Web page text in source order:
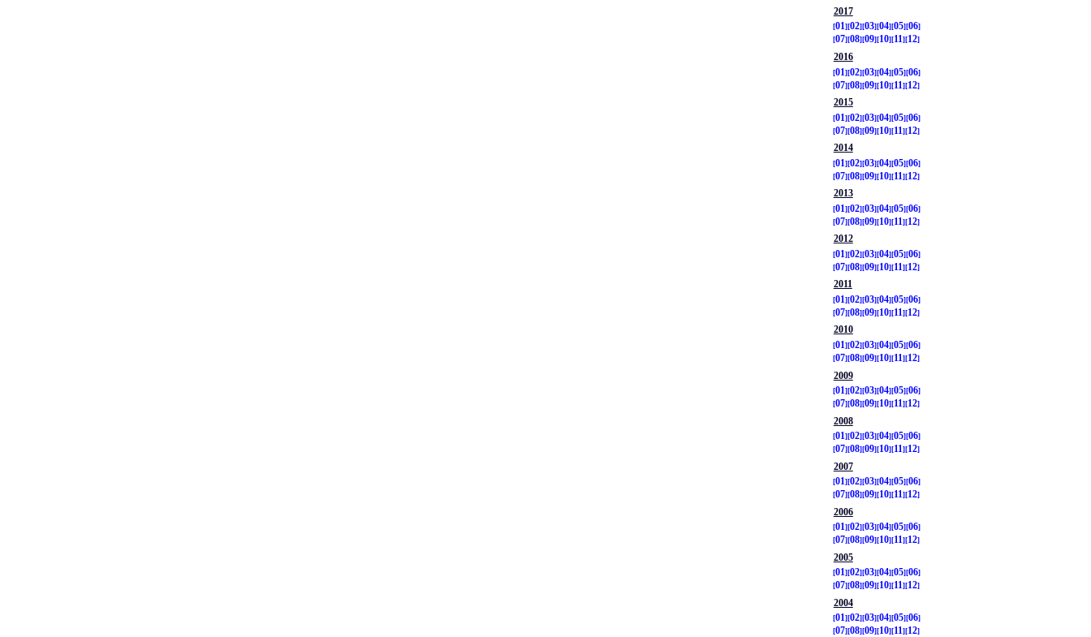
2017
01 02 03 04 05 06
07 08 09 10 11 12
2016
01
02 03 04 05 06
07 08 09 10 11
12
2015
01
02 03 04 05 06
07 08 09 10 11
12
2014
01
02 03 04 05 06
07 08 09 10 11
12
2013
01
02 03 04 05 06
07 08 09 10 11
12
2012
01
02 03 04 05 06
07 08 09 10 11
12
2011
01
02 03 04 05 06
07 08 09 10 11
12
2010
01
02 03 04 05 06
07 08 09 10 11
12
2009
01
02 03 04 05 06
07 08 09 10 11
12
2008
01
02 03 04 05 06
07 08 09 10 11
12
2007
01
02 03 04 05 06
07 08 09 10 11
12
2006
01
02 03 04 05 06
07 08 09 10 11
12
2005
01
02 03 04 05 06
07 08 09 10 11
12
2004
01
02 03 04 05 06
07 08 09 10 11
12